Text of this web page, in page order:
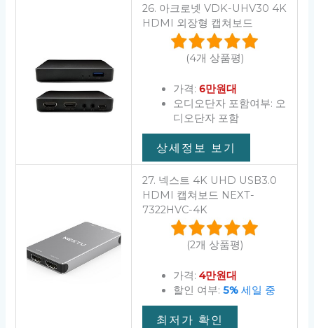
26. 아크로넷 VDK-UHV30 4K
HDMI 외장형 캡쳐보드
(4개 상품평)
가격: 6만원대
오디오단자 포함여부: 오
디오단자 포함
상세정보 보기
27. 넥스트 4K UHD USB3.0
HDMI 캡쳐보드 NEXT-
7322HVC-4K
(2개 상품평)
가격: 4만원대
할인 여부: 5%세일 중
최저가 확인